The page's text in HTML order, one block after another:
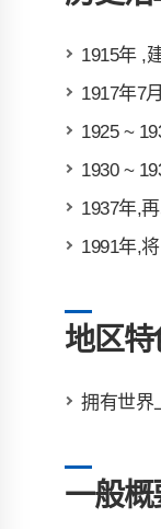
1915年 ,
1917年7
1925 ~
1930 ~
1937年,
1991年,
地区特
拥有世界
一般概